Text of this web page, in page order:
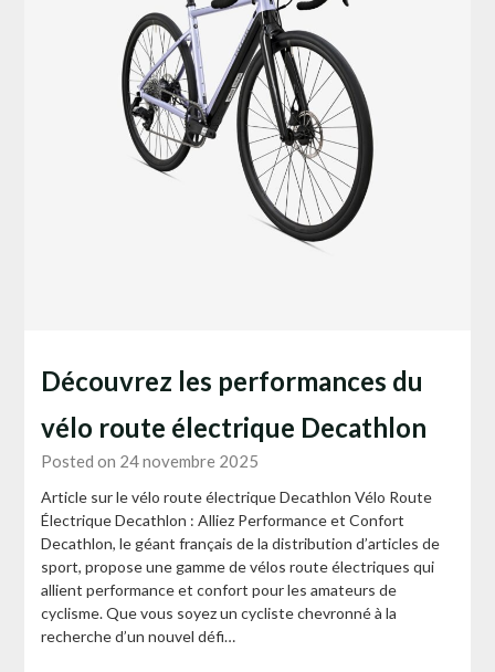
Découvrez les performances du
vélo route électrique Decathlon
Posted on 24 novembre 2025
Article sur le vélo route électrique Decathlon Vélo Route
Électrique Decathlon : Alliez Performance et Confort
Decathlon, le géant français de la distribution d’articles de
sport, propose une gamme de vélos route électriques qui
allient performance et confort pour les amateurs de
cyclisme. Que vous soyez un cycliste chevronné à la
recherche d’un nouvel défi…